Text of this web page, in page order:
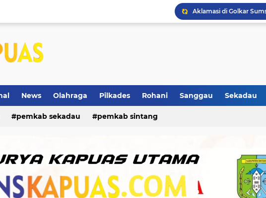
News Olahraga Pilkades Rohani Sanggau Sekadau
pemkab sekadau pemkab sintang